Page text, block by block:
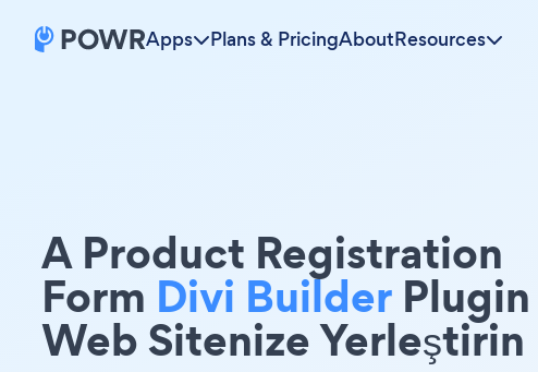
Apps Plans & PricingAboutResources
A Product Registration
Form Divi Builder Plugin
Web Sitenize Yerleştirin